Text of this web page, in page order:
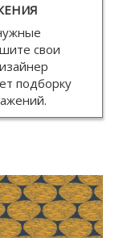
свои
подборку